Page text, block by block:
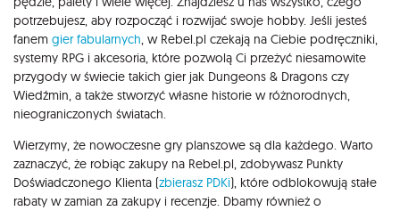
potrzebujesz, aby rozpocząć i rozwijać swoje hobby. Jeśli jesteś
fanem gier fabularnych, w Rebel.pl czekają na Ciebie podręczniki,
systemy RPG i akcesoria, które pozwolą Ci przeżyć niesamowite
przygody w świecie takich gier jak Dungeons & Dragons czy
Wiedźmin, a także stworzyć własne historie w różnorodnych,
nieograniczonych światach.
Wierzymy, że nowoczesne gry planszowe są dla każdego. Warto
zaznaczyć, że robiąc zakupy na Rebel.pl, zdobywasz Punkty
Doświadczonego Klienta (zbierasz PDKi), które odblokowują stałe
rabaty w zamian za zakupy i recenzje. Dbamy również o